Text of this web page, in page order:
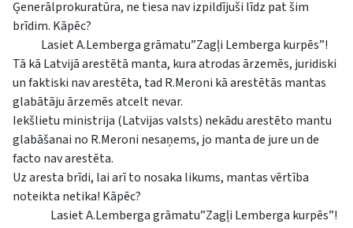
Ģenerālprokuratūra, ne tiesa nav izpildījuši līdz pat šim
brīdim. Kāpēc?
Lasiet A.Lemberga grāmatu”Zagļi Lemberga kurpēs”!
Tā kā Latvijā arestētā manta, kura atrodas ārzemēs, juridiski
un faktiski nav arestēta, tad R.Meroni kā arestētās mantas
glabātāju ārzemēs atcelt nevar.
Iekšlietu ministrija (Latvijas valsts) nekādu arestēto mantu
glabāšanai no R.Meroni nesaņems, jo manta de jure un de
facto nav arestēta.
Uz aresta brīdi, lai arī to nosaka likums, mantas vērtība
noteikta netika! Kāpēc?
Lasiet A.Lemberga grāmatu”Zagļi Lemberga kurpēs”!